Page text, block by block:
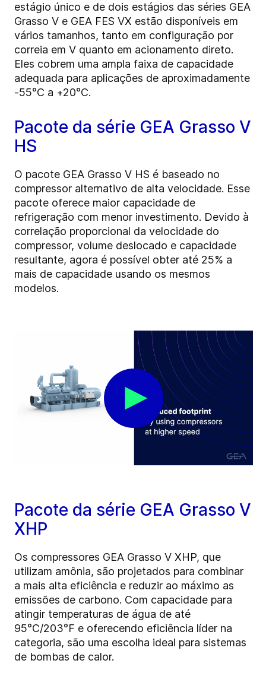
estágio único e de dois estágios das séries GEA
Grasso V e GEA FES VX estão disponíveis em
vários tamanhos, tanto em configuração por
correia em V quanto em acionamento direto.
Eles cobrem uma ampla faixa de capacidade
adequada para aplicações de aproximadamente
-55°C a +20°C.
Pacote da série GEA Grasso V
HS
O pacote GEA Grasso V HS é baseado no
compressor alternativo de alta velocidade. Esse
pacote oferece maior capacidade de
refrigeração com menor investimento. Devido à
correlação proporcional da velocidade do
compressor, volume deslocado e capacidade
resultante, agora é possível obter até 25% a
mais de capacidade usando os mesmos
modelos.
Pacote da série GEA Grasso V
XHP
Os compressores GEA Grasso V XHP, que
utilizam amônia, são projetados para combinar
a mais alta eficiência e reduzir ao máximo as
emissões de carbono. Com capacidade para
atingir temperaturas de água de até
95°C/203°F e oferecendo eficiência líder na
categoria, são uma escolha ideal para sistemas
de bombas de calor.